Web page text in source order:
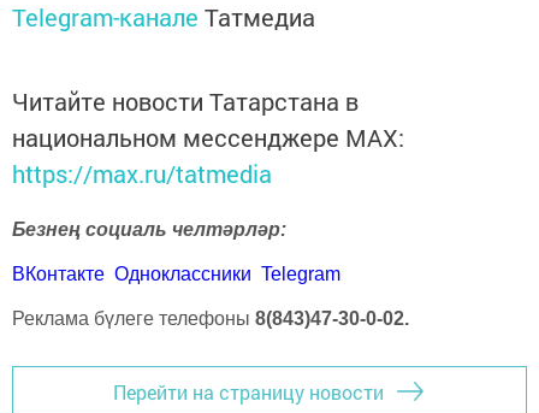
Telegram-канале Татмедиа
Читайте новости Татарстана в
национальном мессенджере MАХ:
https://max.ru/tatmedia
Безнең социаль челтәрләр:
ВКонтакте Одноклассники Telegram
Реклама бүлеге телефоны 8(843)47-30-0-02.
Перейти на страницу новости